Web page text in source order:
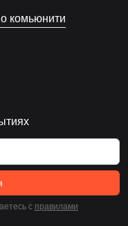
комьюнити
c правилами